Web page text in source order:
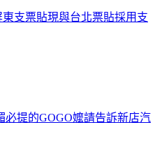
支票貼現與台北票貼採用支
必提的GOGO嬤請告訴新店汽